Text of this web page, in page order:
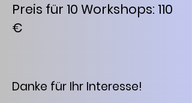
Preis für 10 Workshops: 110
€
Danke für Ihr Interesse!